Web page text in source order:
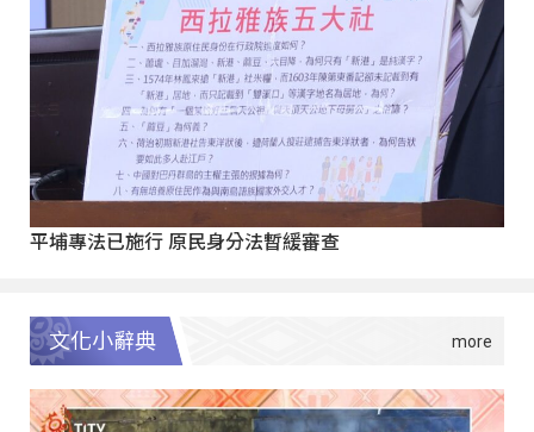
平埔專法已施行 原民身分法暫緩審查
文化小辭典